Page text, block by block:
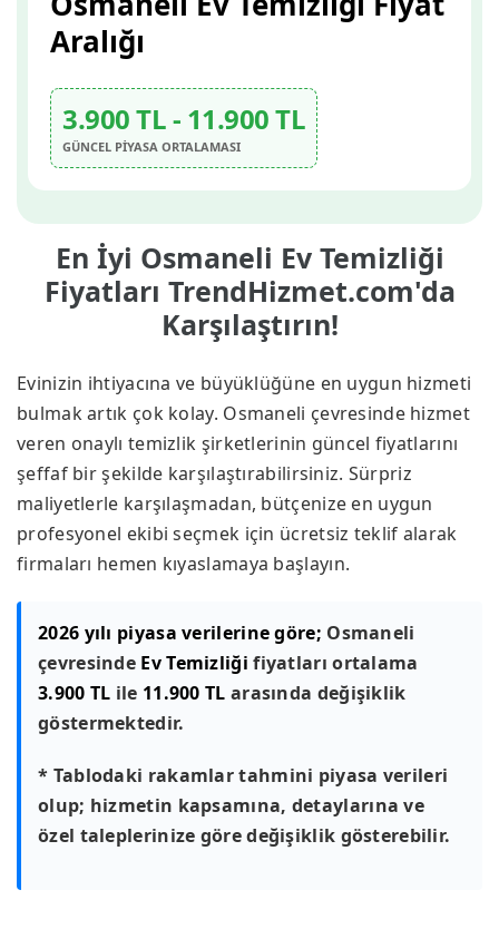
En İyi Osmaneli Ev Temizliği
Fiyatları TrendHizmet.com'da
Karşılaştırın!
Evinizin ihtiyacına ve büyüklüğüne en uygun hizmeti
bulmak artık çok kolay. Osmaneli çevresinde hizmet
veren onaylı temizlik şirketlerinin güncel fiyatlarını
şeffaf bir şekilde karşılaştırabilirsiniz. Sürpriz
maliyetlerle karşılaşmadan, bütçenize en uygun
profesyonel ekibi seçmek için ücretsiz teklif alarak
firmaları hemen kıyaslamaya başlayın.
2026 yılı piyasa verilerine göre; Osmaneli
çevresinde Ev Temizliği fiyatları ortalama
3.900 TL ile 11.900 TL arasında değişiklik
göstermektedir.
* Tablodaki rakamlar tahmini piyasa verileri
olup; hizmetin kapsamına, detaylarına ve
özel taleplerinize göre değişiklik gösterebilir.
Aralığı
3.900 TL - 11.900 TL
GÜNCEL PİYASA ORTALAMASI